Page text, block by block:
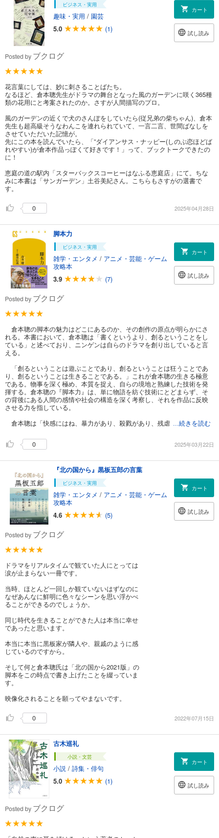
ビジネス・実用
趣味・実用 / 園芸
5.0
(1)
カート
試し読み
Posted by ブクログ
花言葉にしては、妙に刺さることばたち。
なるほど、倉本聰先生がドラマの舞台となった風のガーデンに咲く365種
類の花用にと考案されたのか。さすが人間描写のプロ。
風のガーデンの近くで犬のさんぽをしていたら(従兄弟の柴ちゃん)、倉本
先生も超高級そうなわんこを連れられていて、一言二言、世間ばなしを
させていただいた記憶が。
先にこの本を読んでいたら、「”ダイアンサス・ナッピー(しのぶ恋ほどば
れやすい)が倉本作品っぽくて好きです！」って、ブックトークできたの
に！
恵庭の道の駅内「スターバックスコーヒーはなふる恵庭店」にて。ちな
みに本書は「サンガーデン」土谷美紀さん。こちらもさすがの選書で
す。
0 2025年04月28日
脚本力
ビジネス・実用
雑学・エンタメ / アニメ・芸能・ゲーム
攻略本
3.9
(7)
カート
試し読み
Posted by ブクログ
倉本聰の脚本の魅力はどこにあるのか、その創作の原点が明らかにさ
れる。本書において、倉本聰は「書くというより、創るということをし
ている」と述べており、ニンゲンは自らのドラマを創り出していると言
える。
「創るということは遊ぶことであり、創るということは狂うことであ
り、創るということは生きることである。」これが倉本聰の生きる極意
である。物事を深く極め、本質を捉え、自らの境地と熟練した技術を発
揮する。倉本聰の『脚本力』は、単に物語を紡ぐ技術にとどまらず、そ
の背後にある人間の感情や社会の構造を深く考察し、それを作品に反映
させる力を指している。
倉本聰は「快感にはね、暴力があり、殺戮があり、残虐
...続きを読む
0 2025年03月22日
『北の国から』黒板五郎の言葉
ビジネス・実用
雑学・エンタメ / アニメ・芸能・ゲーム
攻略本
4.6
(5)
カート
試し読み
Posted by ブクログ
ドラマをリアルタイムで観ていた人にとっては
涙が止まらない一冊です。
当時、ほとんど一回しか観ていないはずなのに
なぜあんなに鮮明に色々なシーンを思い浮かべ
ることができるのでしょうか。
同じ時代を生きることができた人は本当に幸せ
であったと思います。
本当に本当に黒板家が隣人や、親戚のように感
じているのですから。
そして何と倉本聰氏は「北の国から2021版」の
脚本をこの時点で書き上げたことを綴っていま
す。
映像化されることを願ってやまないです。
0 2022年07月15日
古木巡礼
小説・文芸
小説 / 詩集・俳句
5.0
(1)
カート
試し読み
Posted by ブクログ